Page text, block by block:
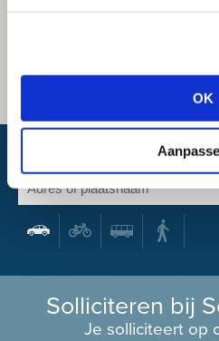
OK
Wat is mijn reistijd?
Solliciteren bij
Je solliciteert op